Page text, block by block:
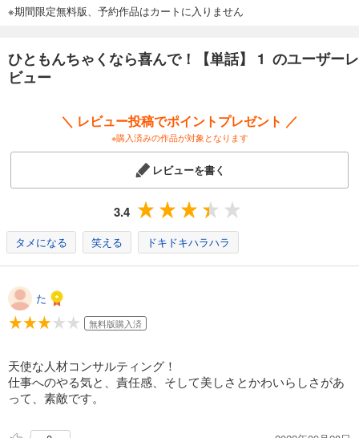
ひともんちゃくなら喜んで！【単話】 12
完結
カート
ひともんちゃくなら喜んで！【単話】 13
110円 (税込)
あらすじを表示する
ひともんちゃくなら喜んで！【単話】 14
110
あらすじを表示する
ひともんちゃくなら喜んで！【単話】 15
110 円 (税込)
完結
試し読み
※期間限定無料版、予約作品はカートに入りません
ひともんちゃくなら喜んで！【単話】 1 のユーザーレ
ビュー
＼ レビュー投稿でポイントプレゼント ／
※購入済みの作品が対象となります
レビューを書く
3.4
タメになる 笑える ドキドキハラハラ
た
無料版購入済
天使な人材コンサルティング！
仕事へのやる気と、責任感、そして美しさとかわいらしさがあ
って、素敵です。